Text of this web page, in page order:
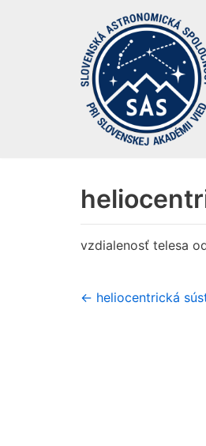
vzdialenosť telesa
← heliocentrická